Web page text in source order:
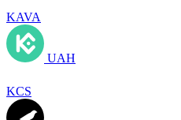
KAVA
UAH
KCS